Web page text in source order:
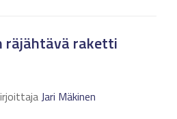
räjähtävä raketti
Jari Mäkinen